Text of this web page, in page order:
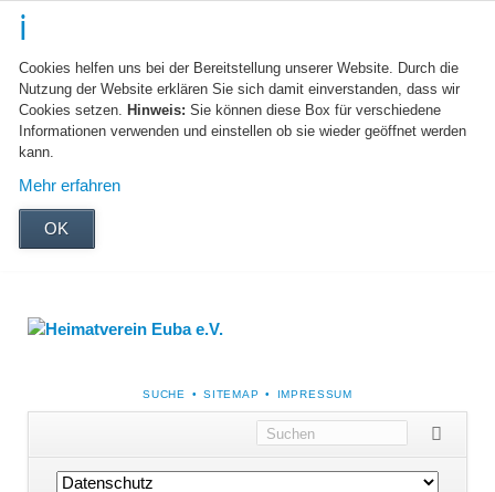
Cookies helfen uns bei der Bereitstellung unserer Website. Durch die
Nutzung der Website erklären Sie sich damit einverstanden, dass wir
Cookies setzen. Hinweis: Sie können diese Box für verschiedene
Informationen verwenden und einstellen ob sie wieder geöffnet werden
kann.
Mehr erfahren
OK
NAVIGATION
ÜBERSPRINGEN
SUCHE SITEMAP IMPRESSUM
Navigation